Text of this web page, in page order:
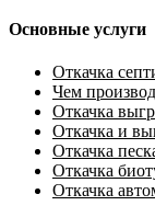
Основные услуги
Откачка
Чем
Откачка
Откачка и
Откачка
Откачка
Откачка